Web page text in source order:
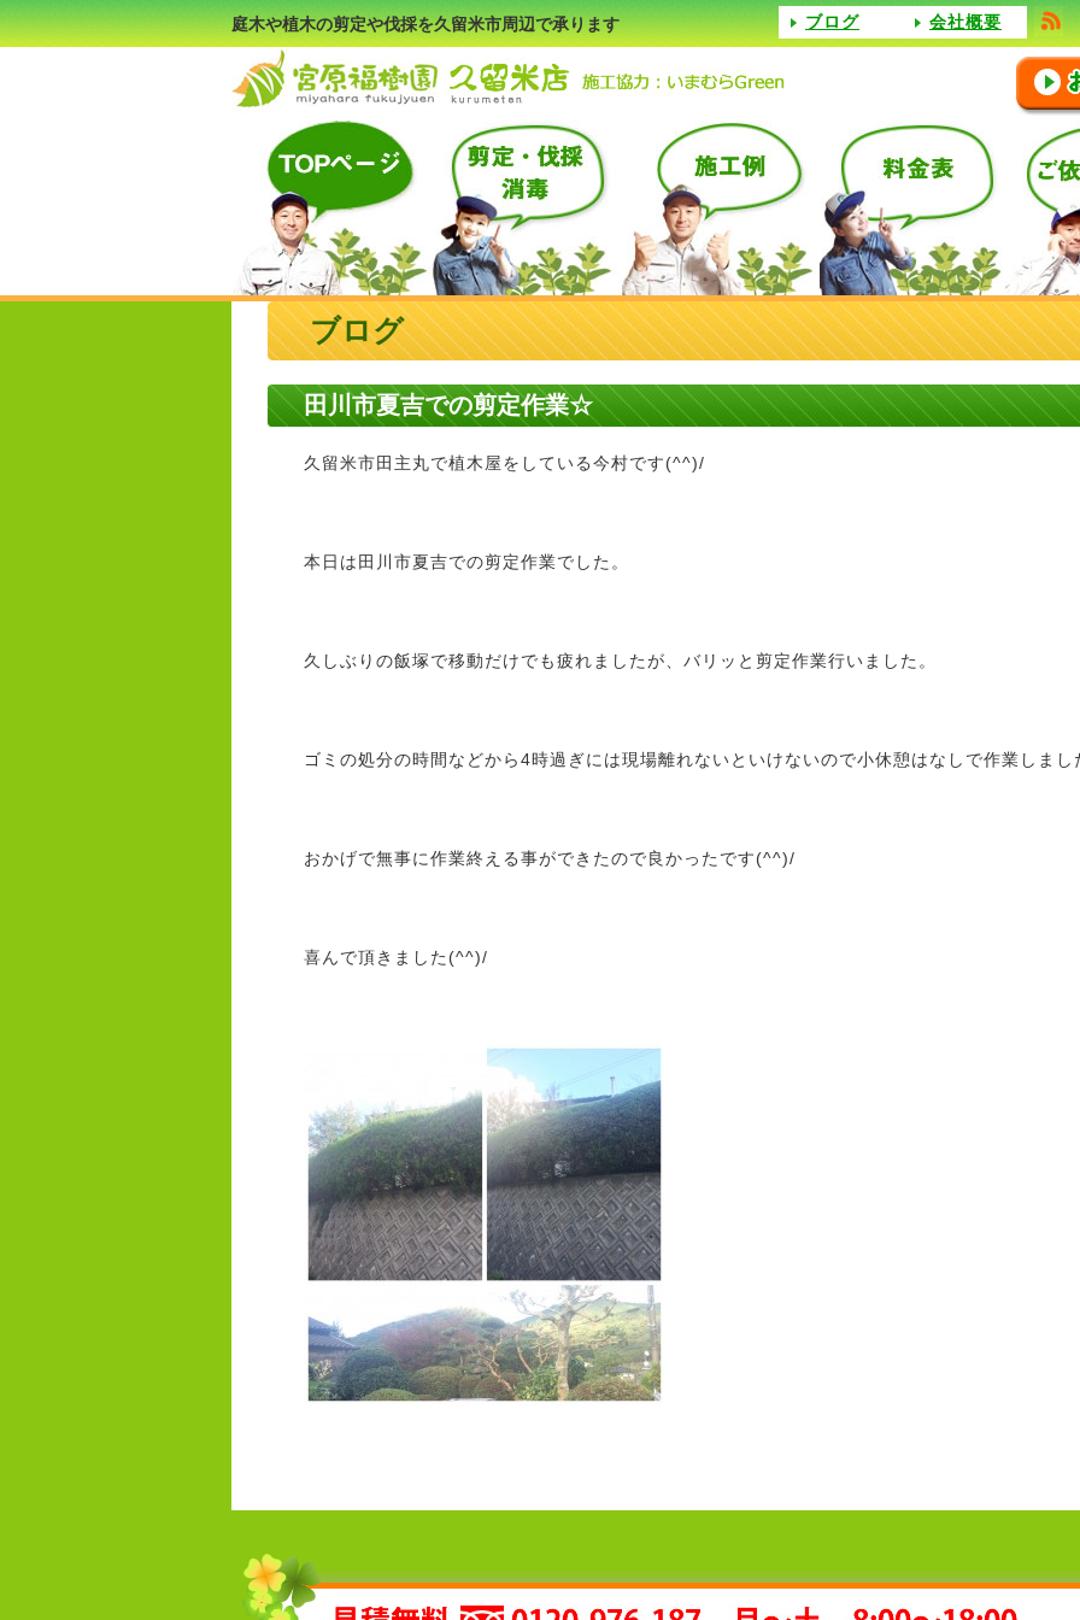
庭木や植木の剪定や伐採を久留米市周辺で承ります ブログ 会社概要
ブログ
田川市夏吉での剪定作業☆
久留米市田主丸で植木屋をしている今村です(^^)/
本日は田川市夏吉での剪定作業でした。
久しぶりの飯塚で移動だけでも疲れましたが、バリッと剪定作業行いました。
ゴミの処分の時間などから4時過ぎには現場離れないといけないので小休憩はなしで作業しまし
おかげで無事に作業終える事ができたので良かったです(^^)/
喜んで頂きました(^^)/